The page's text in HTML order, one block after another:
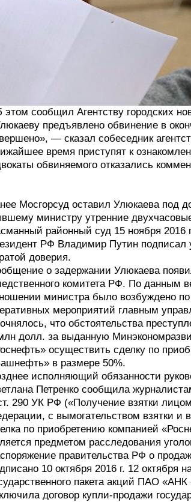
этом сообщил Агентству городских
предъявлено обвинение в
— сказал собеседник
время приступят к
обвиняемого отказались
Мосгорсуд оставил Улюкаева под
министру утренние
районный суд 15 ноября
РФ Владимир Путин подписал
доверия.
о задержании Улюкаева
комитета РФ. По данным
министра было возбуждено
мероприятий главным
что обстоятельства
долл. за выданную
осуществить сделку по
в размере 50%.
исполняющий обязанности
Петренко сообщила
290 УК РФ («Получение взятки
с вымогательством взятки и
по приобретению компанией
предметом расследования
правительства РФ о
10 октября 2016 г. 12 октября
пакета акций ПАО
договор купли-продажи